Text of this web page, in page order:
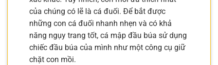
của chúng có lẽ là cá đuối. Để bắt được
những con cá đuối nhanh nhẹn và có khả
năng ngụy trang tốt, cá mập đầu búa sử dụng
chiếc đầu búa của mình như một công cụ giữ
chặt con mồi.